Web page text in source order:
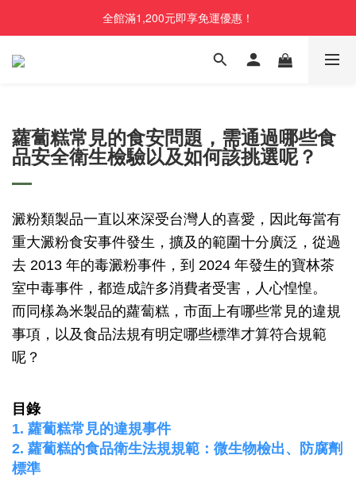
全館滿1,200元即享免運優惠！
蘿蔔糕常見的食安問題，需通過哪些食
品安全衛生檢驗以及如何該挑選呢？
澱粉類製品一直以來深受台灣人的喜愛，因此每當有
重大澱粉食安事件發生，擴及的範圍十分廣泛，從過
去 2013 年的毒澱粉事件，到 2024 年發生的寶林茶
室中毒事件，都造成許多消費者受害，人心惶惶。
而同樣為米製品的蘿蔔糕，市面上有哪些常見的違規
事項，以及食品法規有明定哪些標準才算符合規範
呢？
目錄
1. 蘿蔔糕常見的違規事件
2. 蘿蔔糕的食品衛生法規規範：微生物檢出、防腐劑
標準